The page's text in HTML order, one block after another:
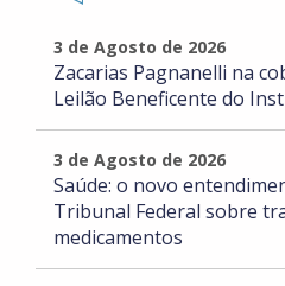
3 de Agosto de 2026
Zacarias Pagnanelli na
Leilão Beneficente do
3 de Agosto de 2026
Saúde: o novo
Tribunal Federal sobre
medicamentos